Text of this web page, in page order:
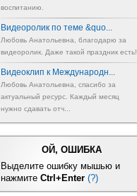
воспитанию.
Видеоролик по теме &quo...
Любовь Анатольевна, благодарю за
видеоролик. Даже такой праздник есть!
Видеоклип к Международн...
Любовь Анатольевна, спасибо за
актуальный ресурс. Каждый месяц
нужно сдавать отч...
ОЙ, ОШИБКА
Выделите ошибку мышью и
нажмите Ctrl+Enter (?)